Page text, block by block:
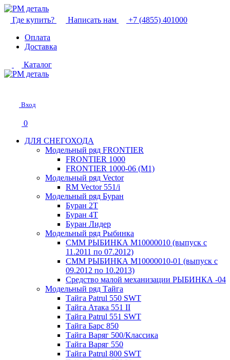
Где купить? Написать нам
+7 (4855) 401000
Оплата
Доставка
Каталог
Вход
0
ДЛЯ СНЕГОХОДА
Модельный ряд FRONTIER
FRONTIER 1000
FRONTIER 1000-06 (М1)
Модельный ряд Vector
RM Vector 551/i
Модельный ряд Буран
Буран 2Т
Буран 4Т
Буран Лидер
Модельный ряд Рыбинка
СММ РЫБИНКА M10000010 (выпуск с
11.2011 по 07.2012)
СММ РЫБИНКА M10000010-01 (выпуск с
09.2012 по 10.2013)
Средство малой механизации РЫБИНКА -04
Модельный ряд Тайга
Тайга Patrul 550 SWT
Тайга Атака 551 II
Тайга Patrul 551 SWT
Тайга Барс 850
Тайга Варяг 500/Классика
Тайга Варяг 550
Тайга Patrul 800 SWT